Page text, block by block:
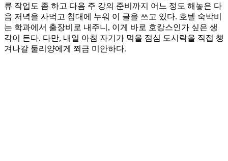
류 작업도 좀 하고 다음 주 강의 준비까지 어느 정도 해놓은 다
음 저녁을 사먹고 침대에 누워 이 글을 쓰고 있다. 호텔 숙박비
는 학과에서 출장비로 내주니, 이게 바로 호캉스인가 싶은 생
각이 든다. 다만, 내일 아침 자기가 먹을 점심 도시락을 직접 챙
겨나갈 둘리양에게 쬐금 미안하다.